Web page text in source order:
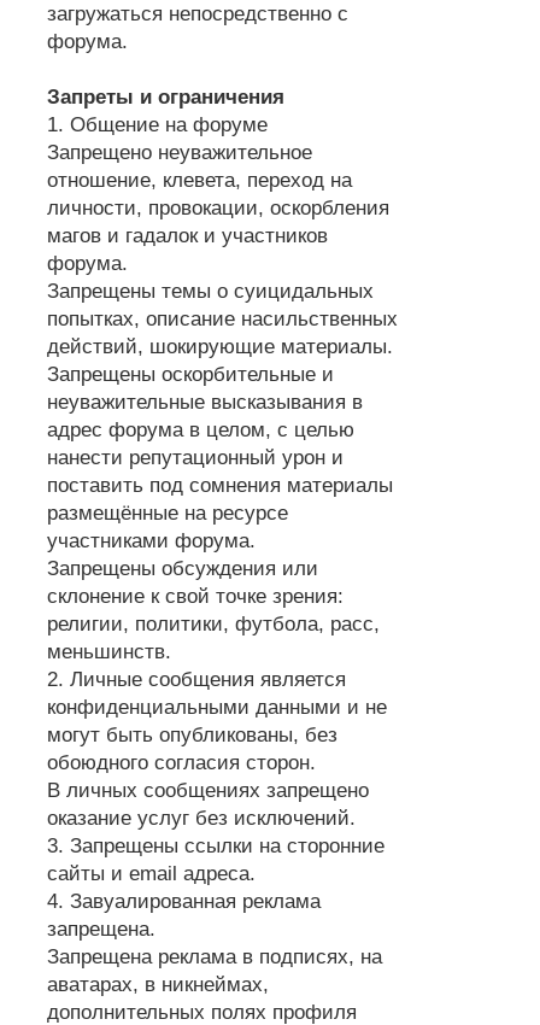
загружаться непосредственно с
форума.
Запреты и ограничения
1. Общение на форуме
Запрещено неуважительное
отношение, клевета, переход на
личности, провокации, оскорбления
магов и гадалок и участников
форума.
Запрещены темы о суицидальных
попытках, описание насильственных
действий, шокирующие материалы.
Запрещены оскорбительные и
неуважительные высказывания в
адрес форума в целом, с целью
нанести репутационный урон и
поставить под сомнения материалы
размещённые на ресурсе
участниками форума.
Запрещены обсуждения или
склонение к свой точке зрения:
религии, политики, футбола, расс,
меньшинств.
2. Личные сообщения является
конфиденциальными данными и не
могут быть опубликованы, без
обоюдного согласия сторон.
В личных сообщениях запрещено
оказание услуг без исключений.
3. Запрещены ссылки на сторонние
сайты и email адреса.
4. Завуалированная реклама
запрещена.
Запрещена реклама в подписях, на
аватарах, в никнеймах,
дополнительных полях профиля